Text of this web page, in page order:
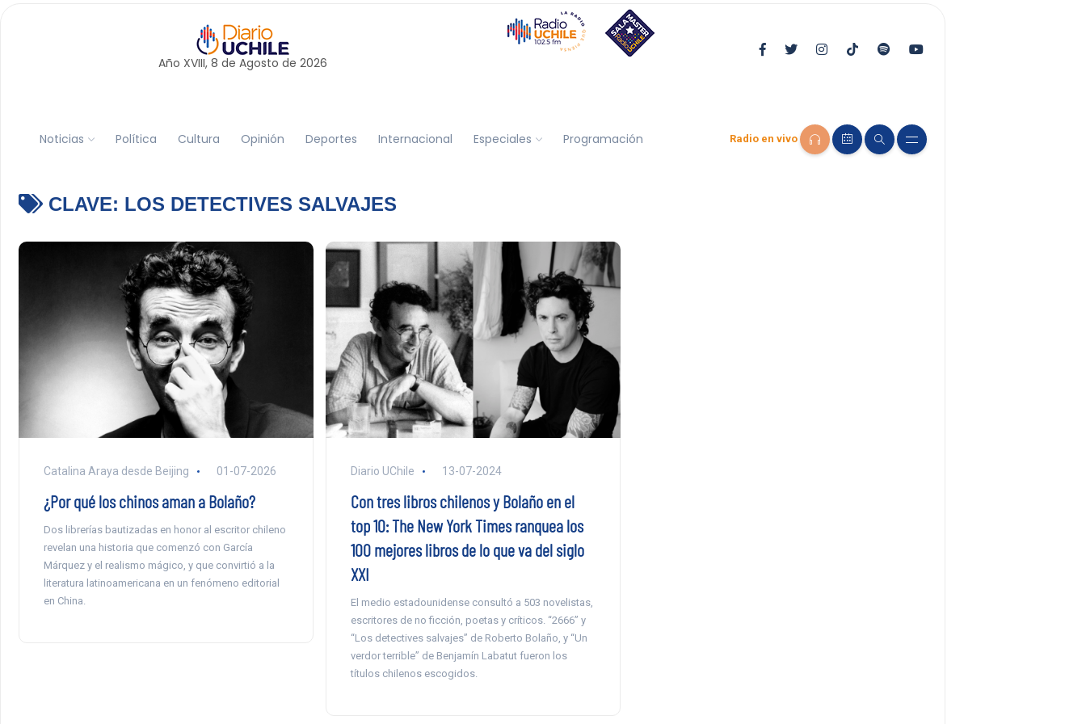
Año XVIII, 8 de Agosto de 2026
Noticias Política Cultura Opinión Deportes Internacional Especiales Programación Radio en vivo
CLAVE: LOS DETECTIVES SALVAJES
Catalina Araya desde Beijing 01-07-2026
¿Por qué los chinos aman a Bolaño?
Dos librerías bautizadas en honor al escritor chileno
revelan una historia que comenzó con García
Márquez y el realismo mágico, y que convirtió a la
literatura latinoamericana en un fenómeno editorial
en China.
Diario UChile 13-07-2024
Con tres libros chilenos y Bolaño en el
top 10: The New York Times ranquea los
100 mejores libros de lo que va del siglo
XXI
El medio estadounidense consultó a 503 novelistas,
escritores de no ficción, poetas y críticos. “2666” y
“Los detectives salvajes” de Roberto Bolaño, y “Un
verdor terrible” de Benjamín Labatut fueron los
títulos chilenos escogidos.